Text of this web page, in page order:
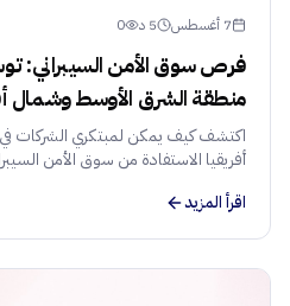
7 أغسطس 5 د 0
فرص سوق الأمن السيبراني:
منطقة الشرق الأوسط وشمال
اكتشف كيف يمكن لمبتكري الشركات
أفريقيا الاستفادة من سوق الأمن
اقرأ المزيد